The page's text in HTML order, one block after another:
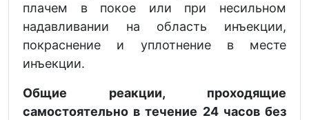
плачем в покое или при несильном
надавливании на область инъекции,
покраснение и уплотнение в месте
инъекции.
Общие реакции, проходящие
самостоятельно в течение 24 часов без